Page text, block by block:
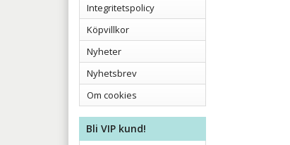
Integritetspolicy
Köpvillkor
Nyheter
Nyhetsbrev
Om cookies
Bli VIP kund!